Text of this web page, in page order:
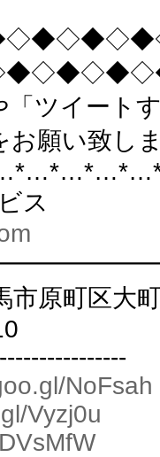
ツイート
お願い致し
ス
市原町区大
NoFsah
Vyzj0u